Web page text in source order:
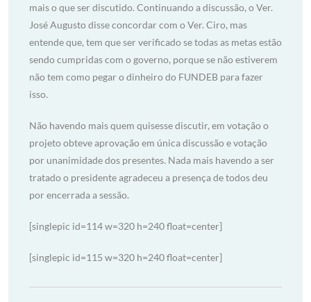
mais o que ser discutido. Continuando a discussão, o Ver.
José Augusto disse concordar com o Ver. Ciro, mas
entende que, tem que ser verificado se todas as metas estão
sendo cumpridas com o governo, porque se não estiverem
não tem como pegar o dinheiro do FUNDEB para fazer
isso.
Não havendo mais quem quisesse discutir, em votação o
projeto obteve aprovação em única discussão e votação
por unanimidade dos presentes. Nada mais havendo a ser
tratado o presidente agradeceu a presença de todos deu
por encerrada a sessão.
[singlepic id=114 w=320 h=240 float=center]
[singlepic id=115 w=320 h=240 float=center]